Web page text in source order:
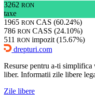
3262 RON
taxe
1965 RON CAS (60.24%)
786 RON CASS (24.10%)
511 RON impozit (15.67%)
drepturi.com
Resurse pentru a-ti
liber. Informatii zile libere
Zile libere